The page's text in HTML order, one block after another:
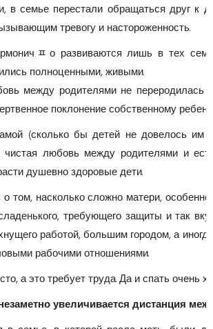
в семье перестали обращаться друг к
тревогу и настороженность.
ﾽо развиваются лишь в тех
полноценными, живыми.
между родителями не переродилась
поклонение собственному
(сколько бы детей не довелось
любовь между родителями и
душевно здоровые дети.
о том, насколько сложно матери,
требующего защиты и так
работой, большим городом, а
рабочими отношениями.
а это требует труда. Да и спать очень
увеличивается дистанция